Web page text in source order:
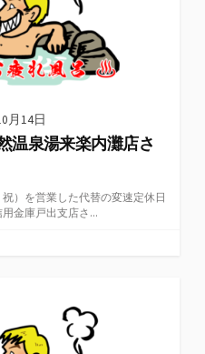
月14日
温泉湯来楽内灘店さ
）を営業した代替の変速定休日
金庫戸出支店さ...